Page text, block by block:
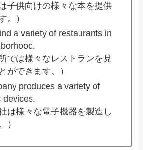
は子供向けの様々な本を提供
。）
a variety of restaurants in
では様々なレストランを見
ができます。）
produces a variety of
devices.
は様々な電子機器を製造し
）